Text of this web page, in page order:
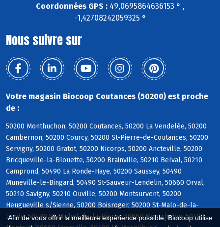
Afin de vous offrir la meilleure expérience possible, Biocoop utilise
Coordonnées GPS :49,0695864636153 ° ,
-1,42708242059325 °
Nous suivre sur
Votre magasin Biocoop Coutances (50200) est proche
de :
50200 Monthuchon, 50200 Coutances, 50200 La Vendelée, 50200
Cambernon, 50200 Courcy, 50200 St-Pierre-de-Coutances, 50200
Servigny, 50200 Gratot, 50200 Nicorps, 50200 Ancteville, 50200
Bricqueville-la-Blouette, 50200 Brainville, 50210 Belval, 50210
Camprond, 50490 La Ronde-Haye, 50200 Saussey, 50490
Muneville-le-Bingard, 50490 St-Sauveur-Lendelin, 50660 Orval,
50210 Savigny, 50210 Ouville, 50200 Montsurvent, 50200
Heugueville s/Sienne, 50200 Boisroger, 50200 St-Malo-de-la-
Lande, 50490 St-Michel-de-la-Pierre, 50660 Montchaton, 50490